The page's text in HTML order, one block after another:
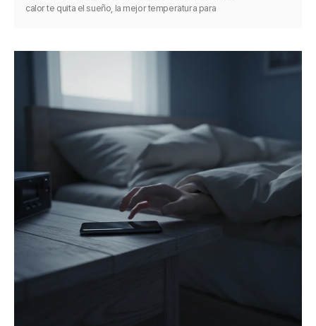
calor te quita el sueño, la mejor temperatura para